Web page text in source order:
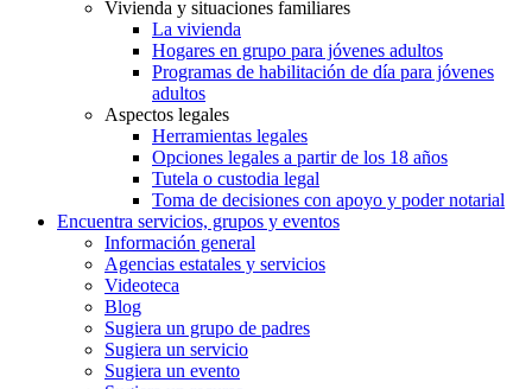
Vivienda y situaciones familiares
La vivienda
Hogares en grupo para jóvenes adultos
Programas de habilitación de día para jóvenes
adultos
Aspectos legales
Herramientas legales
Opciones legales a partir de los 18 años
Tutela o custodia legal
Toma de decisiones con apoyo y poder notarial
Encuentra servicios, grupos y eventos
Información general
Agencias estatales y servicios
Videoteca
Blog
Sugiera un grupo de padres
Sugiera un servicio
Sugiera un evento